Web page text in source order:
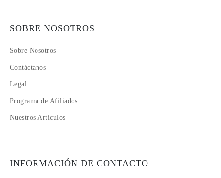
SOBRE NOSOTROS
Sobre Nosotros
Contáctanos
Legal
Programa de Afiliados
Nuestros Artículos
INFORMACIÓN DE CONTACTO